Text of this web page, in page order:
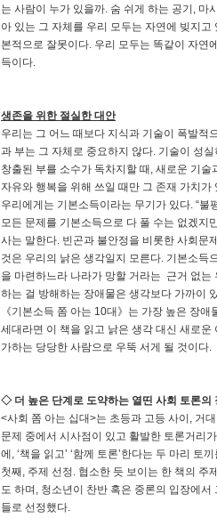
는 사람이 누가 있을까. 숨 쉬게 하는 공기,
아 있는 그 자체를 우리 모두는 자연에 빚지
본적으로 잘못이다. 우리 모두는 똑같이 자연
득이다.
생존을 위한 절실한 대안
우리는 그 어느 때보다 지식과 기술이 폭발적
과 부는 그 자체로 중요하지 않다. 기술이 성
창출된 부를 소수가 독차지할 때, 새로운 기
자유와 행복을 위해 쓰일 때만 그 존재 가치가
우리에게는 기본소득이라는 무기가 있다. “불
모든 문제를 기본소득으로 다 풀 수는 없겠지
사는 말한다. 빈곤과 불안정을 비롯한 사회문
것은 우리의 낡은 생각일지 모른다. 기본소득
을 마련하느라 나라가 망할 거라는 근거 없는
하는 걸 방해하는 장애물은 생각보다 가까이
《기본소득 쫌 아는 10대》는 가장 높은 장
세대라면 이 책을 읽고 낡은 생각 대신 새로
가하는 당당한 사람으로 우뚝 서게 될 것이다.
◇ 더 높은 단계로 도약하는 열띤 사회 토론의
<사회 쫌 아는 십대>는 초등과 고등 사이, 거
문제 중에서 시사점이 있고 활발한 토론거리
에, ‘책을 읽고’ ‘함께 토론’한다는 두 마리
첫째, 주제 선정. 협소한 듯 보이는 한 책의 주
도 하며, 청소년이 찬반 혹은 중론의 입장에
들로 선정했다.